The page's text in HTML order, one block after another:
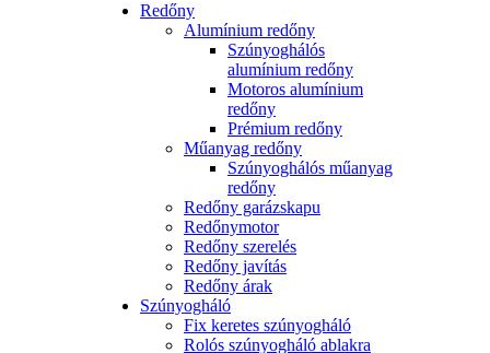
Redőny
Alumínium redőny
Szúnyoghálós
alumínium redőny
Motoros alumínium
redőny
Prémium redőny
Műanyag redőny
Szúnyoghálós műanyag
redőny
Redőny garázskapu
Redőnymotor
Redőny szerelés
Redőny javítás
Redőny árak
Szúnyogháló
Fix keretes szúnyogháló
Rolós szúnyogháló ablakra